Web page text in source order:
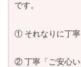
です。
① それなりに丁寧
② 丁寧「ご安心い